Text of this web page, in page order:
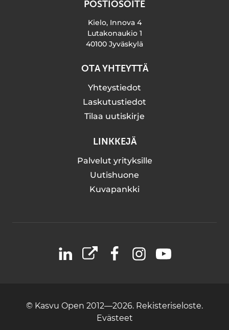
POSTIOSOITE
Kielo, Innova 4
Lutakonaukio 1
40100 Jyväskylä
OTA YHTEYTTÄ
Yhteystiedot
Laskutustiedot
Tilaa uutiskirje
LINKKEJÄ
Palvelut yrityksille
Uutishuone
Kuvapankki
LinkedIn
X FacebookInstagramYouTube
© Kasvu Open 2012—2026. Rekisteriseloste.
Evästeet